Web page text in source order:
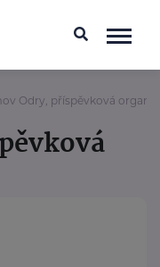
Odry, příspěvková